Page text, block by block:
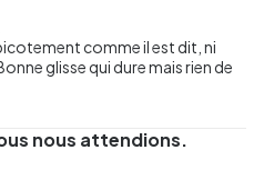
comme il est dit, ni
glisse qui dure mais rien de
nous attendions.